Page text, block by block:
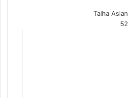
Talha Aslan
52